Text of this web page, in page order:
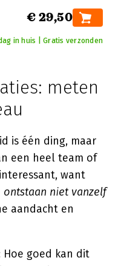
€ 29,50
in huis | Gratis verzonden
meten
is één ding, maar
een heel team of
want
niet vanzelf
aandacht en
Hoe goed kan dit